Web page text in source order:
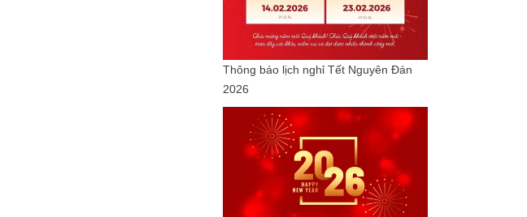
Thông báo lịch nghỉ Tết Nguyên Đán
2026